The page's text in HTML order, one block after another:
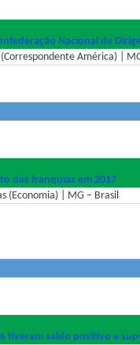
Nacional de
América) |
das franquias em 2017
(Economia) | MG – Brasil
tiveram saldo positivo e